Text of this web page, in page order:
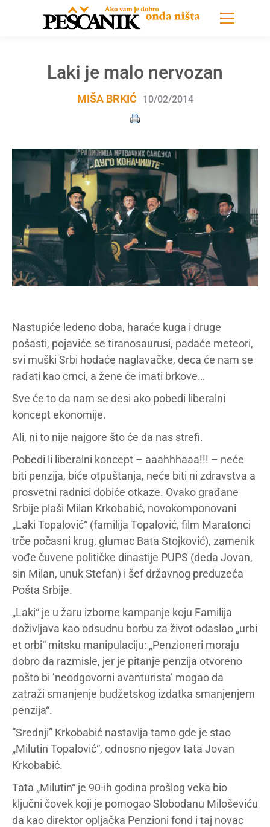
Laki je malo nervozan
MIŠA BRKIĆ 10/02/2014
Nastupiće ledeno doba, haraće kuga i druge
pošasti, pojaviće se tiranosaurusi, padaće meteori,
svi muški Srbi hodaće naglavačke, deca će nam se
rađati kao crnci, a žene će imati brkove…
Sve će to da nam se desi ako pobedi liberalni
koncept ekonomije.
Ali, ni to nije najgore što će da nas strefi.
Pobedi li liberalni koncept – aaahhhaaa!!! – neće
biti penzija, biće otpuštanja, neće biti ni zdravstva a
prosvetni radnici dobiće otkaze. Ovako građane
Srbije plaši Milan Krkobabić, novokomponovani
„Laki Topalović“ (familija Topalović, film Maratonci
trče počasni krug, glumac Bata Stojković), zamenik
vođe čuvene političke dinastije PUPS (deda Jovan,
sin Milan, unuk Stefan) i šef državnog preduzeća
Pošta Srbije.
„Laki“ je u žaru izborne kampanje koju Familija
doživljava kao odsudnu borbu za život odaslao „urbi
et orbi“ mitsku manipulaciju: „Penzioneri moraju
dobro da razmisle, jer je pitanje penzija otvoreno
pošto bi ’neodgovorni avanturista’ mogao da
zatraži smanjenje budžetskog izdatka smanjenjem
penzija“.
”Srednji” Krkobabić nastavlja tamo gde je stao
„Milutin Topalović“, odnosno njegov tata Jovan
Krkobabić.
Tata „Milutin“ je 90-ih godina prošlog veka bio
ključni čovek koji je pomogao Slobodanu Miloševiću
da kao direktor opljačka Penzioni fond i taj novac